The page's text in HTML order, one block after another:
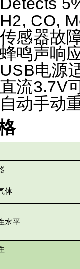
Detects
H2, CO,
传感器故
蜂鸣声响
USB电源
直流3.7V
自动手动
体
水平